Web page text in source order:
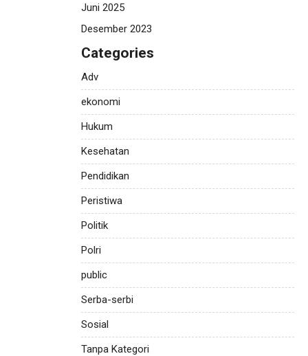
Juni 2025
Desember 2023
Categories
Adv
ekonomi
Hukum
Kesehatan
Pendidikan
Peristiwa
Politik
Polri
public
Serba-serbi
Sosial
Tanpa Kategori